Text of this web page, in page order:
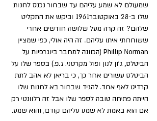
שמעולם לא שמע עליהם עד שבחור נכנס לחנות
שלו ב-28 באוקטובר1961 וביקש את התקליט
שלהם? זה קרה מעל שלושה חודשים אחרי
ששוחחתי איתו עליהם. זה היה אולי, כפי שמציין
Phillip Norman (הכוונה למחבר ביוגרפיות על
הביטלס, ג'ון לנון ופול מקרטני. ג.פ.) בספר שלו על
הביטלס עשורים אחר כך, כי בריאן לא אהב לתת
קרדיט לאף אחד. להגיד שבחור בא לחנות שלו
הייתה פתיחה טובה לספר שלו אבל זה רלוונטי רק
אם הוא באמת לא שמע עליהם קודם, והוא שמע.